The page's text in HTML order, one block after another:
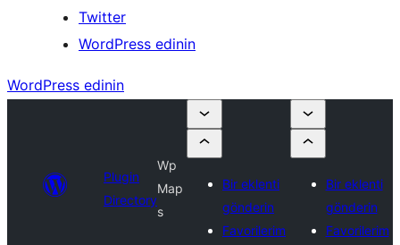
Twitter
WordPress edinin
WordPress edinin
Plugin
Directory
Wp
Map
s
Bir eklenti
gönderin
Favorilerim
Bir eklenti
gönderin
Favorilerim